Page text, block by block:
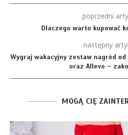
poprzedni
Dlaczego warto kupować
następny
Wygraj wakacyjny zestaw nagród
oraz Allevo –
MOGĄ CIĘ